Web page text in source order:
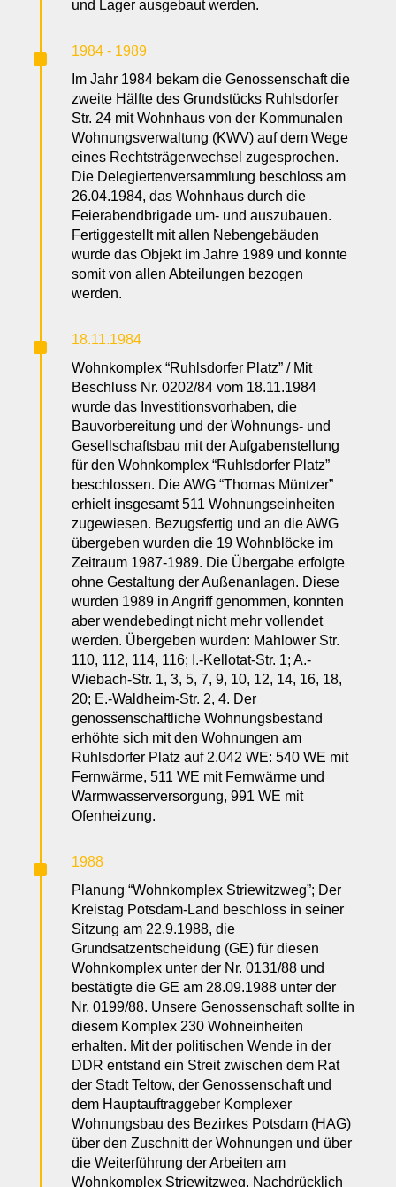
und Lager ausgebaut werden.
^
1984 - 1989
Im Jahr 1984 bekam die Genossenschaft die
zweite Hälfte des Grundstücks Ruhlsdorfer
Str. 24 mit Wohnhaus von der Kommunalen
Wohnungsverwaltung (KWV) auf dem Wege
eines Rechtsträgerwechsel zugesprochen.
Die Delegiertenversammlung beschloss am
26.04.1984, das Wohnhaus durch die
Feierabendbrigade um- und auszubauen.
Fertiggestellt mit allen Nebengebäuden
wurde das Objekt im Jahre 1989 und konnte
somit von allen Abteilungen bezogen
werden.
^
18.11.1984
Wohnkomplex “Ruhlsdorfer Platz” / Mit
Beschluss Nr. 0202/84 vom 18.11.1984
wurde das Investitionsvorhaben, die
Bauvorbereitung und der Wohnungs- und
Gesellschaftsbau mit der Aufgabenstellung
für den Wohnkomplex “Ruhlsdorfer Platz”
beschlossen. Die AWG “Thomas Müntzer”
erhielt insgesamt 511 Wohnungseinheiten
zugewiesen. Bezugsfertig und an die AWG
übergeben wurden die 19 Wohnblöcke im
Zeitraum 1987-1989. Die Übergabe erfolgte
ohne Gestaltung der Außenanlagen. Diese
wurden 1989 in Angriff genommen, konnten
aber wendebedingt nicht mehr vollendet
werden. Übergeben wurden: Mahlower Str.
110, 112, 114, 116; I.-Kellotat-Str. 1; A.-
Wiebach-Str. 1, 3, 5, 7, 9, 10, 12, 14, 16, 18,
20; E.-Waldheim-Str. 2, 4. Der
genossenschaftliche Wohnungsbestand
erhöhte sich mit den Wohnungen am
Ruhlsdorfer Platz auf 2.042 WE: 540 WE mit
Fernwärme, 511 WE mit Fernwärme und
Warmwasserversorgung, 991 WE mit
Ofenheizung.
^
1988
Planung “Wohnkomplex Striewitzweg”; Der
Kreistag Potsdam-Land beschloss in seiner
Sitzung am 22.9.1988, die
Grundsatzentscheidung (GE) für diesen
Wohnkomplex unter der Nr. 0131/88 und
bestätigte die GE am 28.09.1988 unter der
Nr. 0199/88. Unsere Genossenschaft sollte in
diesem Komplex 230 Wohneinheiten
erhalten. Mit der politischen Wende in der
DDR entstand ein Streit zwischen dem Rat
der Stadt Teltow, der Genossenschaft und
dem Hauptauftraggeber Komplexer
Wohnungsbau des Bezirkes Potsdam (HAG)
über den Zuschnitt der Wohnungen und über
die Weiterführung der Arbeiten am
Wohnkomplex Striewitzweg. Nachdrücklich